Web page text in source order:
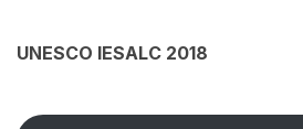
UNESCO IESALC 2018